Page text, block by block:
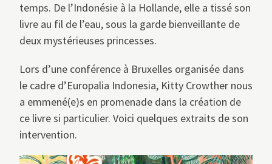
temps. De l’Indonésie à la Hollande, elle a tissé son
livre au fil de l’eau, sous la garde bienveillante de
deux mystérieuses princesses.
Lors d’une conférence à Bruxelles organisée dans
le cadre d’Europalia Indonesia, Kitty Crowther nous
a emmené(e)s en promenade dans la création de
ce livre si particulier. Voici quelques extraits de son
intervention.